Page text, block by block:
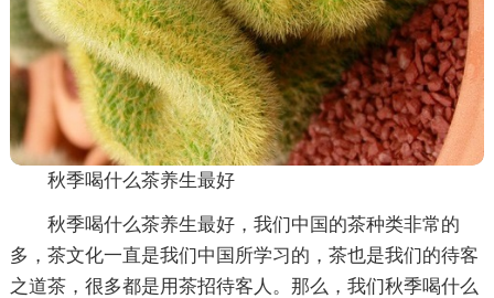
秋季喝什么茶养生最好
秋季喝什么茶养生最好，我们中国的茶种类非常的
多，茶文化一直是我们中国所学习的，茶也是我们的待客
之道茶，很多都是用茶招待客人。那么，我们秋季喝什么